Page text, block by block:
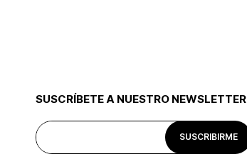
SUSCRÍBETE A NUESTRO NEWSLETTER
SUSCRIBIRME